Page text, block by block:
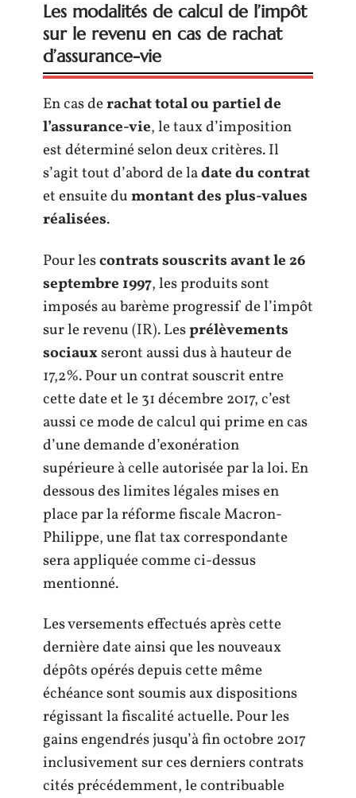
Les modalités de calcul de l’impôt
sur le revenu en cas de rachat
d’assurance-vie
En cas derachat total ou partiel de
l’assurance-vie, le taux d’imposition
est déterminé selon deux critères. Il
s’agit tout d’abord de ladate du contrat
et ensuite dumontant des plus-values
réalisées.
Pour lescontrats souscrits avant le 26
septembre 1997, les produits sont
imposés au barème progressif de l’impôt
sur le revenu (IR). Lesprélèvements
sociauxseront aussi dus à hauteur de
17,2%. Pour un contrat souscrit entre
cette date et le 31 décembre 2017, c’est
aussi ce mode de calcul qui prime en cas
d’une demande d’exonération
supérieure à celle autorisée par la loi. En
dessous des limites légales mises en
place par la réforme fiscale Macron-
Philippe, une flat tax correspondante
sera appliquée comme ci-dessus
mentionné.
Les versements effectués après cette
dernière date ainsi que les nouveaux
dépôts opérés depuis cette même
échéance sont soumis aux dispositions
régissant la fiscalité actuelle. Pour les
gains engendrés jusqu’à fin octobre 2017
inclusivement sur ces derniers contrats
cités précédemment, le contribuable